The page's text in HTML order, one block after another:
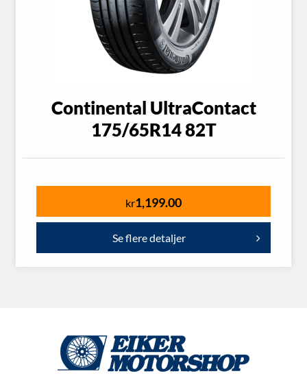
Continental UltraContact
175/65R14 82T
kr1,199.00
Se flere detaljer